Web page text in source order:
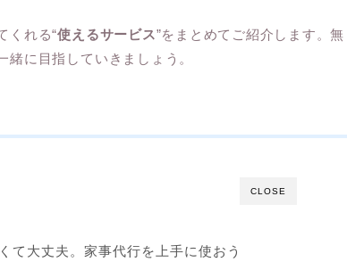
くれる“使えるサービス”をまとめてご紹介します。無
に目指していきましょう。
CLOSE
て大丈夫。家事代行を上手に使おう